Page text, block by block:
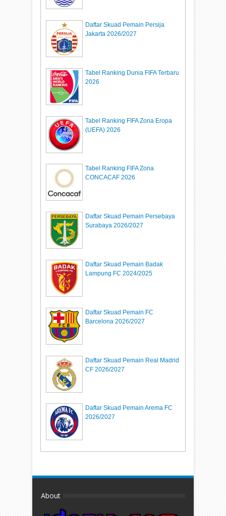
Daftar Skuad Pemain Persija
Jakarta 2026/2027
Tabel Ranking Dunia FIFA Terbaru
2026
Tabel Ranking FIFA Zona Eropa
(UEFA) 2026
Tabel Ranking FIFA Zona
CONCACAF 2026
Daftar Skuad Pemain Persebaya
Surabaya 2026/2027
Daftar Skuad Pemain Badak
Lampung FC 2024/2025
Daftar Skuad Pemain FC
Barcelona 2026/2027
Daftar Skuad Pemain Real Madrid
CF 2026/2027
Daftar Skuad Pemain Arema FC
2026/2027
About